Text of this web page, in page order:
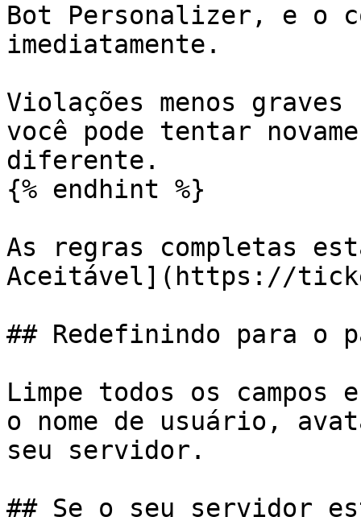
Bot Personalizer, e o
imediatamente.
Violações menos
você pode tentar
diferente.
{% endhint %}
As regras completas
Aceitável](https://
## Redefinindo para o
Limpe todos os
o nome de usuário,
seu servidor.
## Se o seu servidor